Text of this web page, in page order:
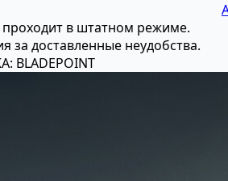
в штатном режиме.
за доставленные неудобства.
BLADEPOINT